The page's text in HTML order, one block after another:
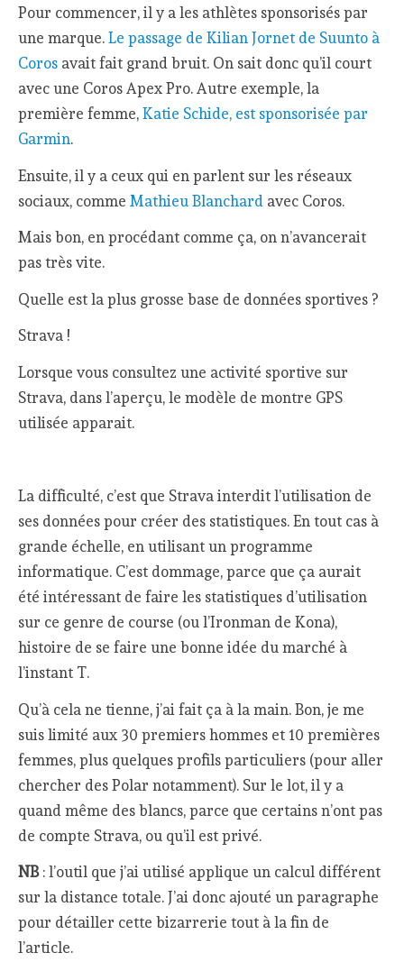
Pour commencer, il y a les athlètes sponsorisés par
une marque.Le passage de Kilian Jornet de Suunto à
Coros avait fait grand bruit. On sait donc qu’il court
avec une Coros Apex Pro. Autre exemple, la
première femme,Katie Schide, est sponsorisée par
Garmin.
Ensuite, il y a ceux qui en parlent sur les réseaux
sociaux, commeMathieu Blanchard avec Coros.
Mais bon, en procédant comme ça, on n’avancerait
pas très vite.
Quelle est la plus grosse base de données sportives ?
Strava !
Lorsque vous consultez une activité sportive sur
Strava, dans l’aperçu, le modèle de montre GPS
utilisée apparait.
La difficulté, c’est que Strava interdit l’utilisation de
ses données pour créer des statistiques. En tout cas à
grande échelle, en utilisant un programme
informatique. C’est dommage, parce que ça aurait
été intéressant de faire les statistiques d’utilisation
sur ce genre de course (ou l’Ironman de Kona),
histoire de se faire une bonne idée du marché à
l’instant T.
Qu’à cela ne tienne, j’ai fait ça à la main. Bon, je me
suis limité aux 30 premiers hommes et 10 premières
femmes, plus quelques profils particuliers (pour aller
chercher des Polar notamment). Sur le lot, il y a
quand même des blancs, parce que certains n’ont pas
de compte Strava, ou qu’il est privé.
NB : l’outil que j’ai utilisé applique un calcul différent
sur la distance totale. J’ai donc ajouté un paragraphe
pour détailler cette bizarrerie tout à la fin de
l’article.